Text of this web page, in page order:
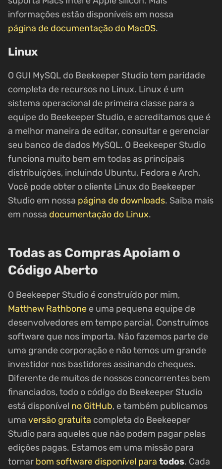
informações estão disponíveis em nossa
página de documentação do MacOS.
Linux
O GUI MySQL do Beekeeper Studio tem paridade
completa de recursos no Linux. Linux é um
sistema operacional de primeira classe para a
equipe do Beekeeper Studio, e acreditamos que é
a melhor maneira de editar, consultar e gerenciar
seu banco de dados MySQL. O Beekeeper Studio
funciona muito bem em todas as principais
distribuições, incluindo Ubuntu, Fedora e Arch.
Você pode obter o cliente Linux do Beekeeper
Studio em nossa página de downloads. Saiba mais
em nossa documentação do Linux.
Todas as Compras Apoiam o
Código Aberto
O Beekeeper Studio é construído por mim,
Matthew Rathbone e uma pequena equipe de
desenvolvedores em tempo parcial. Construímos
software que nos importa. Não fazemos parte de
uma grande corporação e não temos um grande
investidor nos bastidores assinando cheques.
Diferente de muitos de nossos concorrentes bem
financiados, todo o código do Beekeeper Studio
está disponível no GitHub, e também publicamos
uma versão gratuita completa do Beekeeper
Studio para aqueles que não podem pagar pelas
edições pagas. Estamos em uma missão para
tornar bom software disponível para todos. Cada